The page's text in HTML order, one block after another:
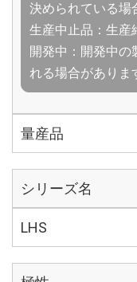
決められている場
生産中止品：生産
開発中：開発中の
れる場合がありま
量産品
シリーズ名
LHS